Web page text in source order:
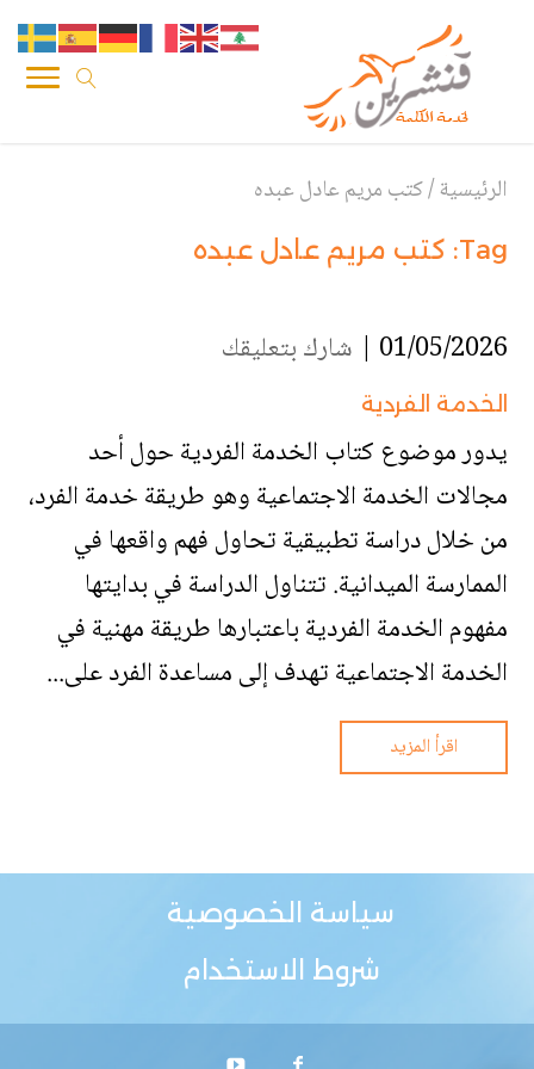
الرئيسية/كتب مريم عادل عبده
Tag: كتب مريم عادل عبده
01/05/2026 | شارك بتعليقك
الخدمة الفردية
يدور موضوع كتاب الخدمة الفردية حول أحد
مجالات الخدمة الاجتماعية وهو طريقة خدمة الفرد،
من خلال دراسة تطبيقية تحاول فهم واقعها في
الممارسة الميدانية. تتناول الدراسة في بدايتها
مفهوم الخدمة الفردية باعتبارها طريقة مهنية في
الخدمة الاجتماعية تهدف إلى مساعدة الفرد على...
اقرأ المزيد
سياسة الخصوصية
شروط الاستخدام